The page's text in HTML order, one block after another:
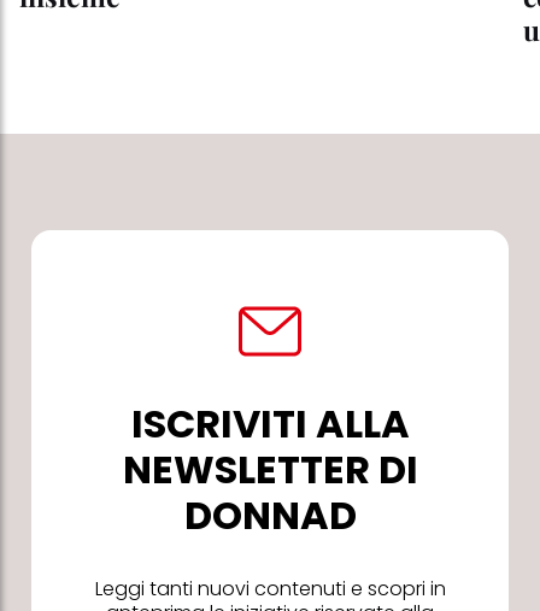
ISCRIVITI ALLA
NEWSLETTER DI
DONNAD
Leggi tanti nuovi contenuti e scopri in